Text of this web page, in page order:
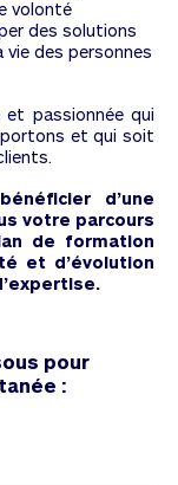
volonté
des solutions
vie des personnes
et passionnée qui
portons et qui soit
d’une
votre parcours
de formation
et d’évolution
pour
: